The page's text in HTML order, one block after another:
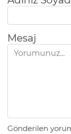
Mesaj
Gönderilen